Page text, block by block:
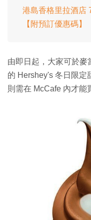
港島香格里拉酒店
【附預訂優惠碼】
由即日起，大家可於麥
的 Hershey's 冬日限定
則需在 McCafe 內才能